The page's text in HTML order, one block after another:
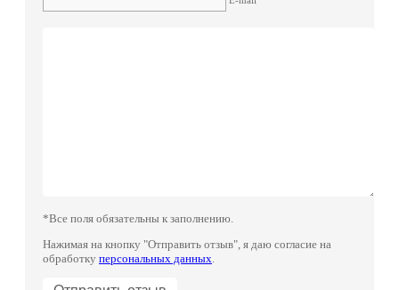
*Все поля обязательны к заполнению.
Нажимая на кнопку "Отправить отзыв", я даю согласие на
обработку персональных данных